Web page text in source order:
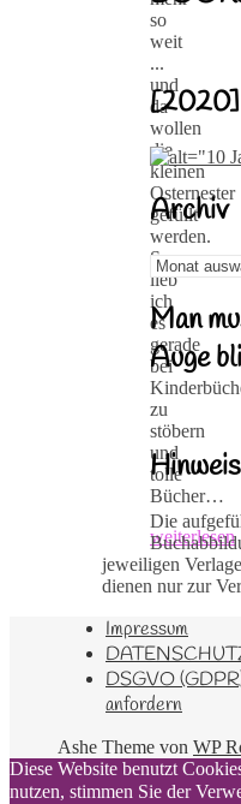
so
weit
...
und
da
wollen
die
kleinen
Osternester
gefüllt
werden.
So
lieb
ich
es
gerade
bei
zu
stöbern
und
tolle
Bücher…
weiterlesen
[2020]
Archiv
Archiv
Man
Auge
Hinweis
Die
jeweiligen
dienen nur zur
Impressum
DSGVO
anfordern
Ashe Theme von WP
Diese Website benutzt
nutzen, stimmen Sie der